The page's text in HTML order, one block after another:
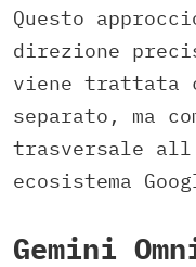
Questo
direzione
viene trattata
separato, ma
trasversale
ecosistema
Gemini